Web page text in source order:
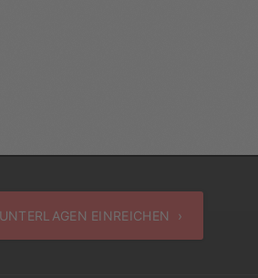
EINREICHEN ›